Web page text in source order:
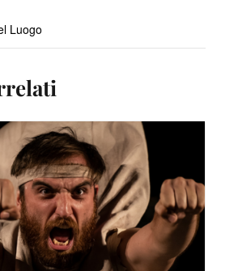
Luogo